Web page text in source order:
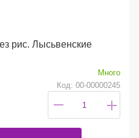
Много
Код: 00-00000245